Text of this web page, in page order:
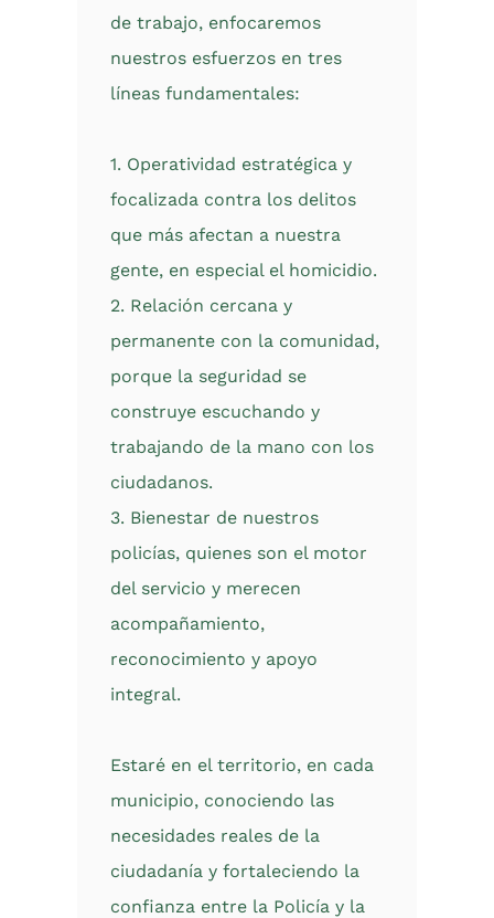
de trabajo, enfocaremos
nuestros esfuerzos en tres
líneas fundamentales:
1. Operatividad estratégica y
focalizada contra los delitos
que más afectan a nuestra
gente, en especial el homicidio.
2. Relación cercana y
permanente con la comunidad,
porque la seguridad se
construye escuchando y
trabajando de la mano con los
ciudadanos.
3. Bienestar de nuestros
policías, quienes son el motor
del servicio y merecen
acompañamiento,
reconocimiento y apoyo
integral.
Estaré en el territorio, en cada
municipio, conociendo las
necesidades reales de la
ciudadanía y fortaleciendo la
confianza entre la Policía y la